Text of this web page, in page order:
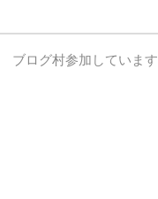
ブログ村参加しています